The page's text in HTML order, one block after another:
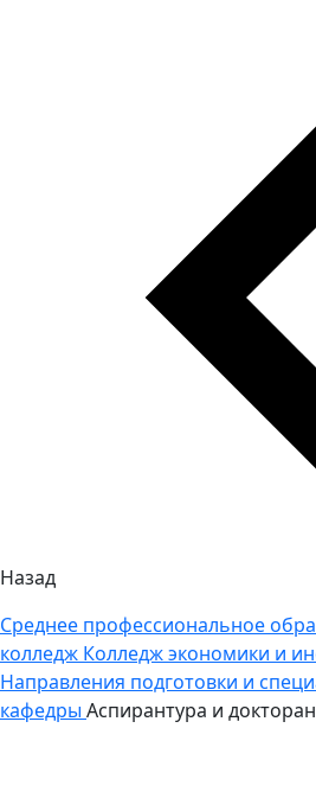
Назад
Среднее профессиональное
колледж Колледж экономики и
Направления подготовки и
кафедры Аспирантура и